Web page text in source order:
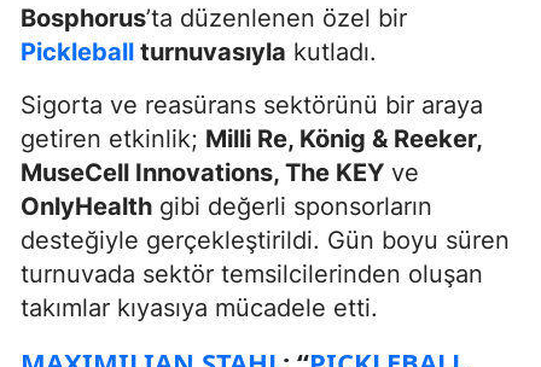
Bosphorus’ta düzenlenen özel bir
Pickleball turnuvasıyla kutladı.
Sigorta ve reasürans sektörünü bir araya
getiren etkinlik; Milli Re, König & Reeker,
MuseCell Innovations, The KEY ve
OnlyHealth gibi değerli sponsorların
desteğiyle gerçekleştirildi. Gün boyu süren
turnuvada sektör temsilcilerinden oluşan
takımlar kıyasıya mücadele etti.